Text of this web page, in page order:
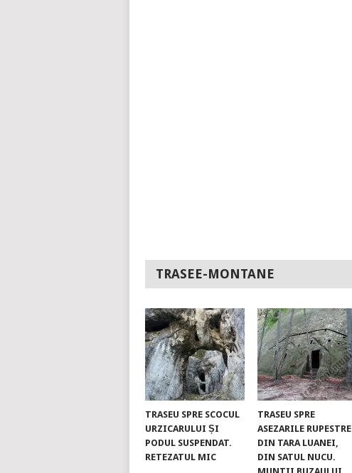
TRASEE-MONTANE
TRASEU SPRE SCOCUL
URZICARULUI ȘI
PODUL SUSPENDAT.
RETEZATUL MIC
TRASEU SPRE
ASEZARILE RUPESTRE
DIN TARA LUANEI,
DIN SATUL NUCU.